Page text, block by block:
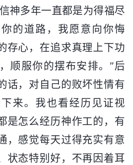
神多年一直都是为得福尽
的道路，我愿意向你悔
存心，在追求真理上下功
顺服你的摆布安排。”后
话，对自己的败坏性情有
来。我也看经历见证视
是怎么经历神作工的，有
，感觉每天过得充实有意
状态特别好，不再因着耳